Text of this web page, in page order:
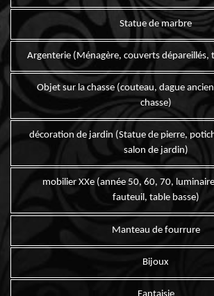
Statue de marbre
Argenterie (Ménagère, couverts dépareillés,
Objet sur la chasse (couteau, dague
chasse)
décoration de jardin (Statue de pierre,
salon de jardin)
mobilier XXe (année 50, 60, 70,
fauteuil, table basse)
Manteau de fourrure
Bijoux